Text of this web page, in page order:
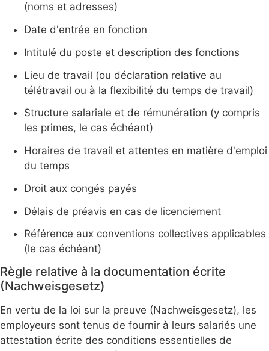
(noms et adresses)
Date d'entrée en fonction
Intitulé du poste et description des fonctions
Lieu de travail (ou déclaration relative au
télétravail ou à la flexibilité du temps de travail)
Structure salariale et de rémunération (y compris
les primes, le cas échéant)
Horaires de travail et attentes en matière d'emploi
du temps
Droit aux congés payés
Délais de préavis en cas de licenciement
Référence aux conventions collectives applicables
(le cas échéant)
Règle relative à la documentation écrite
(Nachweisgesetz)
En vertu de la loi sur la preuve (Nachweisgesetz), les
employeurs sont tenus de fournir à leurs salariés une
attestation écrite des conditions essentielles de